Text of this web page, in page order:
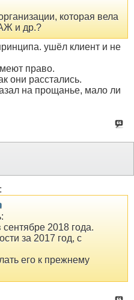
которая вела
и др.?
ушёл клиент и не
право.
они расстались.
на прощанье, мало ли
2018 года.
за 2017 год, с
его к прежнему